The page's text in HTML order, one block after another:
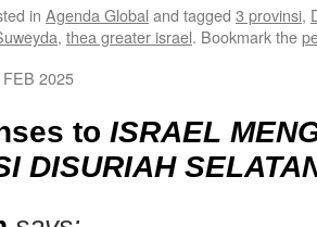
in Agenda Global and tagged 3 provinsi,
, thea greater israel. Bookmark the
2025
to ISRAEL
DISURIAH